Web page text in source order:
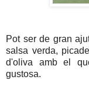
Pot ser de gran
salsa verda,
d'oliva amb el
gustosa.